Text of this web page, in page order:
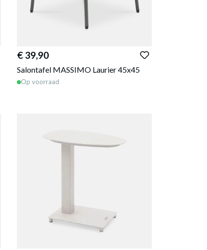
€ 39,90
Salontafel MASSIMO Laurier 45x45
Op voorraad